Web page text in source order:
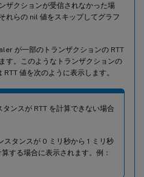
ザクションが受信されなかった場
れらの nil 値をスキップしてグラフ
が一部のトランザクションの RTT
す。このようなトランザクションの
値を次のように表示します。
ンスが RTT を計算できない場合
タンスが 0 ミリ秒から 1 ミリ秒
する場合に表示されます。例：